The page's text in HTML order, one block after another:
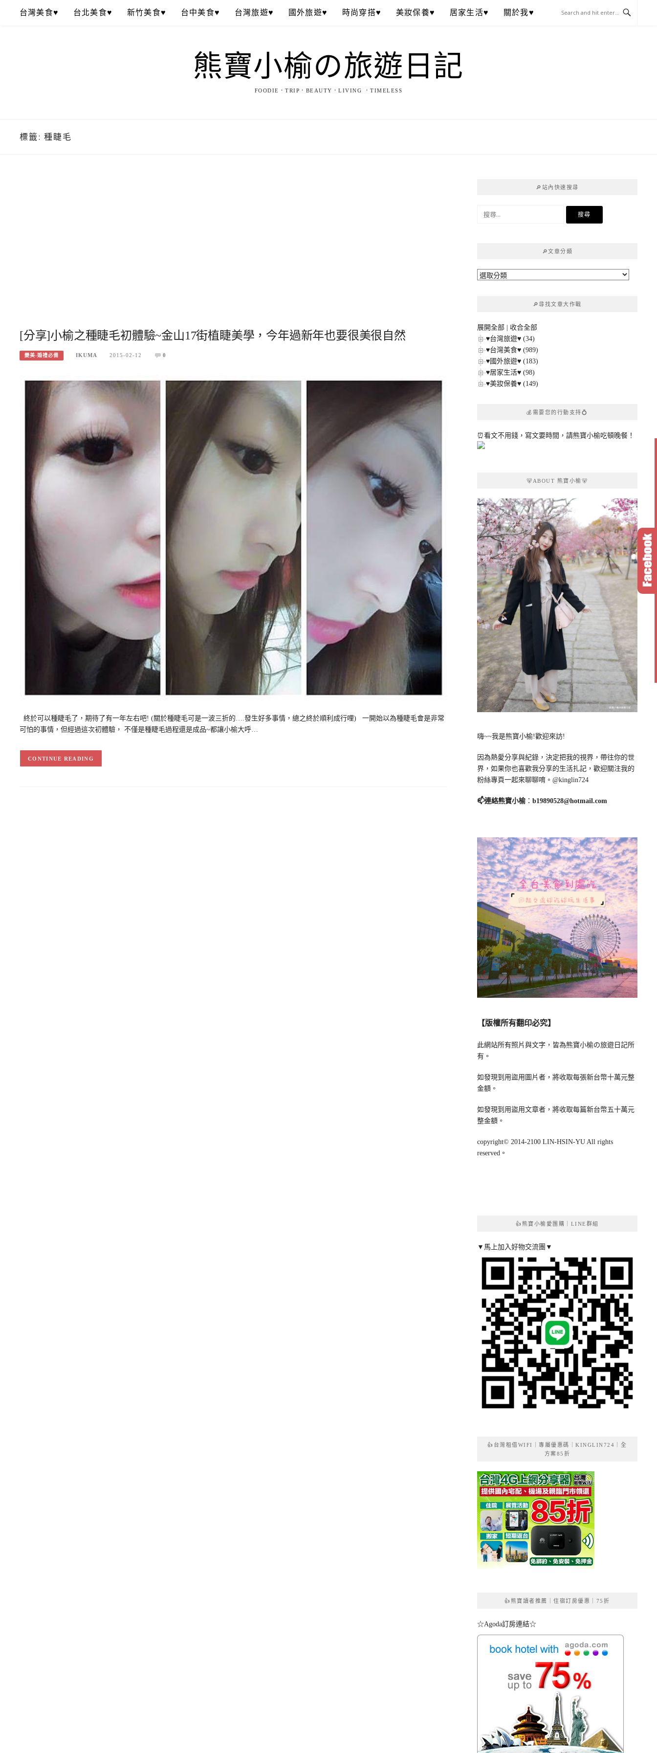
台灣美食♥ 台北美食♥ 新竹美食♥ 台中美食♥ 台灣旅遊♥ 國外旅遊♥ 時尚穿搭♥ 美妝保養♥ 居家生活♥ 關於我♥
熊寶小榆の旅遊日記
FOODIE．TRIP．BEAUTY．LIVING ．TIMELESS
標籤: 種睫毛
[分享]小榆之種睫毛初體驗~金山17街植睫美學，今年過新年也要很美很自然
變美-婚禮必備 IKUMA 2015-02-12 0
終於可以種睫毛了，期待了有一年左右吧! (關於種睫毛可是一波三折的….發生好多事情，總之終於順利成行哩) 一開始以為種睫毛會是非常
可怕的事情，但經過這次初體驗， 不僅是種睫毛過程還是成品~都讓小榆大呼…
CONTINUE READING
🔎站內快速搜尋
🔎文章分類
🔎
🔎尋找文章大作戰
展開全部
收合全部
♥台灣旅遊♥ (34)
♥台灣美食♥ (989)
♥國外旅遊♥ (183)
♥居家生活♥ (98)
♥美妝保養♥ (149)
💰需要您的行動支持💍
⏰看文不用錢，寫文要時間，請熊寶小榆吃頓晚餐！
🐻ABOUT 熊寶小榆🐻
嗨~~我是熊寶小榆!歡迎來訪!
因為熱愛分享與紀錄，決定把我的視界，帶往你的世
界，如果你也喜歡我分享的生活扎記，歡迎關注我的
粉絲專頁一起來聊聊唷。@kinglin724
📫連絡熊寶小榆： b19890528@hotmail.com
【版權所有翻印必究】
此網站所有照片與文字，皆為熊寶小榆の旅遊日記所
有。
如發現到用盜用圖片者，將收取每張新台幣十萬元整
金額。
如發現到用盜用文章者，將收取每篇新台幣五十萬元
整金額。
copyright© 2014-2100 LIN-HSIN-YU All rights
reserved。
👍熊寶小榆愛團購｜LINE群組
▼馬上加入好物交流團▼
👍台灣租借WIFI｜專屬優惠碼｜KINGLIN724｜全
方案85折
👍熊寶讀者推薦｜住宿訂房優惠｜75折
☆Agoda訂房連結☆